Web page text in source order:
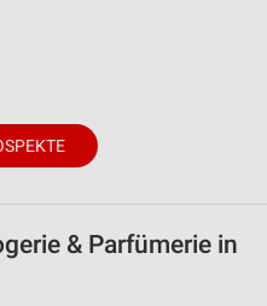
& Parfümerie in